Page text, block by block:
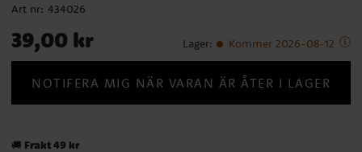
Art nr: 434026
Pris: 39,00 kr
39,00 kr Lager: Kommer 2026-08-12
NOTIFERA MIG NÄR VARAN ÄR ÅTER I LAGER
🚚 Frakt 49 kr